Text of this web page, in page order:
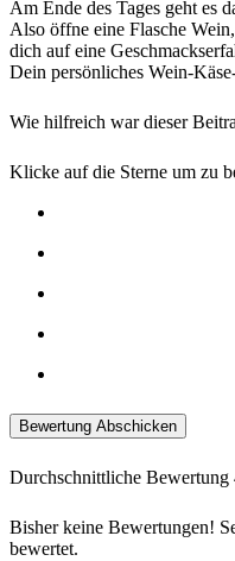
Am Ende des Tages geht es
Also öffne eine Flasche
dich auf eine
Dein persönliches Wein-
Wie hilfreich war dieser
Klicke auf die Sterne um zu
Bewertung Abschicken
Durchschnittliche Bewertung
Bisher keine Bewertungen!
bewertet.